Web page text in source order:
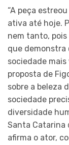
“A peça
ativa até hoje.
nem tanto,
que demonstra
sociedade mais
proposta de
sobre a beleza
sociedade
diversidade
Santa Catarina
afirma o ator,